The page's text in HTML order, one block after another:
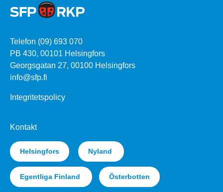
Telefon (09) 693 070
PB 430, 00101 Helsingfors
Georgsgatan 27, 00100 Helsingfors
info@sfp.fi
Integritetspolicy
Kontakt
Helsingfors Nyland
Egentliga Finland Österbotten